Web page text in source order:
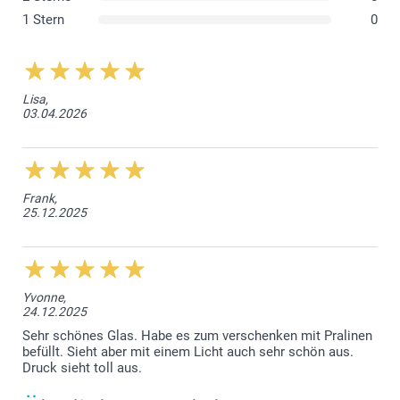
1 Stern
0
Lisa,
03.04.2026
Frank,
25.12.2025
Yvonne,
24.12.2025
Sehr schönes Glas. Habe es zum verschenken mit Pralinen
befüllt. Sieht aber mit einem Licht auch sehr schön aus.
Druck sieht toll aus.